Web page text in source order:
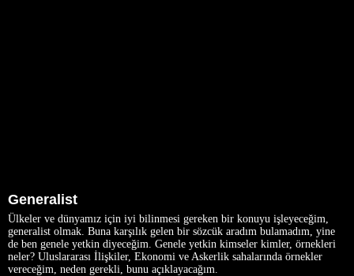
Generalist
Ülkeler ve dünyamız için iyi bilinmesi gereken bir konuyu işleyeceğim,
generalist olmak. Buna karşılık gelen bir sözcük aradım bulamadım, yine
de ben genele yetkin diyeceğim. Genele yetkin kimseler kimler, örnekleri
neler? Uluslararası İlişkiler, Ekonomi ve Askerlik sahalarında örnekler
vereceğim, neden gerekli, bunu açıklayacağım.